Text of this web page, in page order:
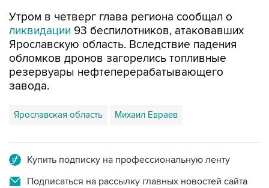
Утром в четверг глава региона сообщал о
ликвидации 93 беспилотников, атаковавших
Ярославскую область. Вследствие падения
обломков дронов загорелись топливные
резервуары нефтеперерабатывающего
завода.
Ярославская область Михаил Евраев
Купить подписку на профессиональную ленту
Подписаться на рассылку главных новостей сайта